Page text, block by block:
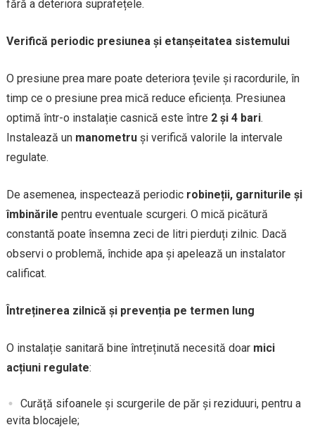
fără a deteriora suprafețele.
Verifică periodic presiunea și etanșeitatea sistemului
O presiune prea mare poate deteriora țevile și racordurile, în
timp ce o presiune prea mică reduce eficiența. Presiunea
optimă într-o instalație casnică este între 2 și 4 bari.
Instalează un manometruși verifică valorile la intervale
regulate.
De asemenea, inspectează periodic robineții, garniturile și
îmbinările pentru eventuale scurgeri. O mică picătură
constantă poate însemna zeci de litri pierduți zilnic. Dacă
observi o problemă, închide apa și apelează un instalator
calificat.
Întreținerea zilnică și prevenția pe termen lung
O instalație sanitară bine întreținută necesită doar mici
acțiuni regulate:
Curăță sifoanele și scurgerile de păr și reziduuri, pentru a
evita blocajele;